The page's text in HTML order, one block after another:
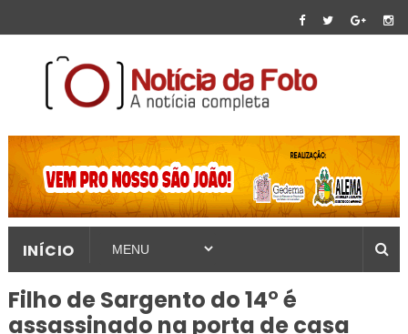
INÍCIO
Filho de Sargento do 14° é
assassinado na porta de casa